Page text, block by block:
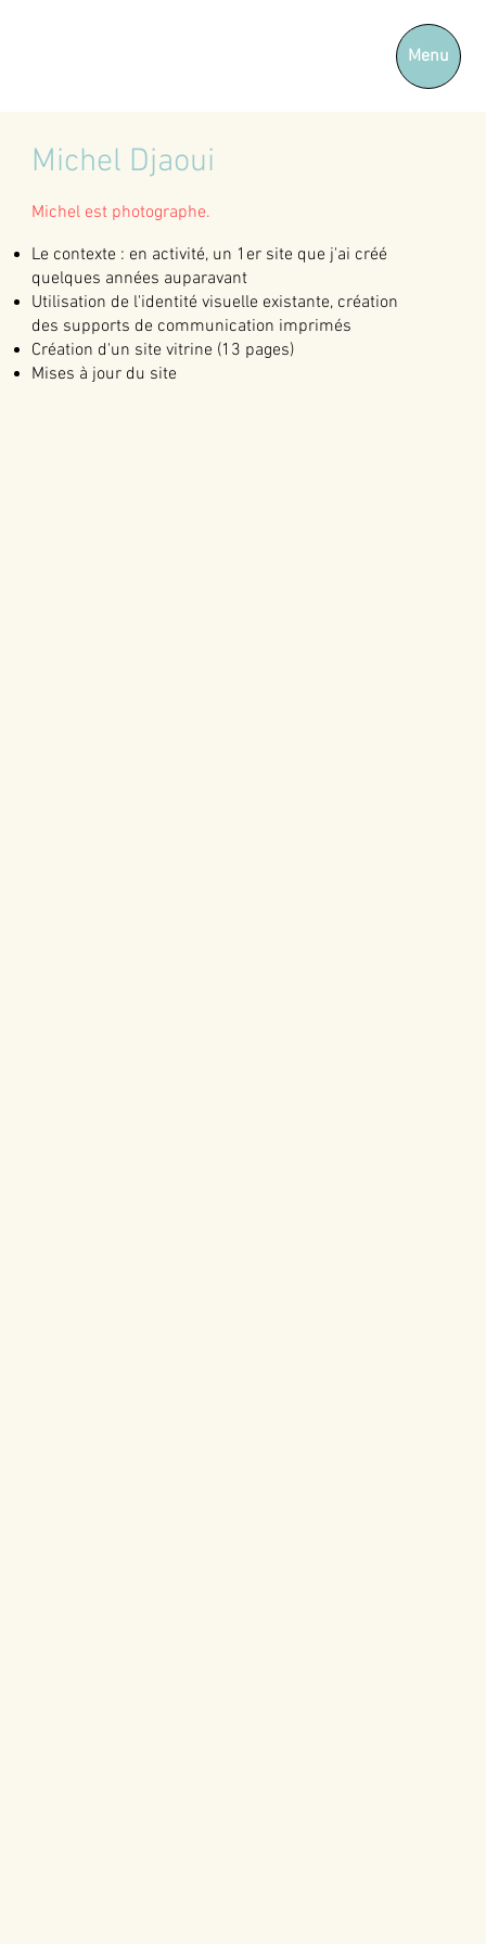
Menu
Michel Djaoui
Michel est photographe.
Le contexte : en activité, un 1er site que j'ai créé
quelques années auparavant
Utilisation de l'identité visuelle existante, création
des supports de communication imprimés
Création d'un site vitrine (13 pages)
Mises à jour du site